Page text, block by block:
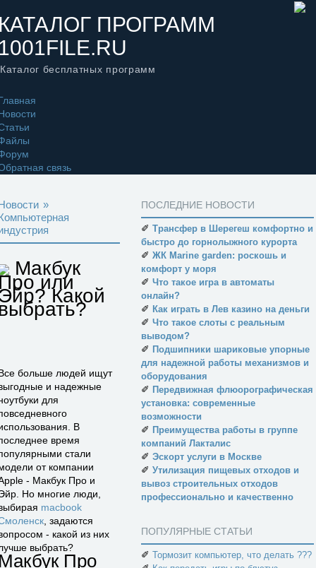
ПРОГРАММ
Каталог бесплатных программ
связь
»
Макбук
или
Какой
больше людей ищут
и надежные
для
В
время
стали
от компании
- Макбук Про и
Но многие люди,
macbook
, задаются
- какой из них
выбрать?
Про
ПОСЛЕДНИЕ НОВОСТИ
✐ Трансфер в Шерегеш комфортно и
быстро до горнолыжного курорта
✐ ЖК Marine garden: роскошь и
комфорт у моря
✐ Что такое игра в автоматы
онлайн?
✐ Как играть в Лев казино на деньги
✐ Что такое слоты с реальным
выводом?
✐ Подшипники шариковые упорные
для надежной работы механизмов и
оборудования
✐ Передвижная флюорографическая
установка: современные
возможности
✐ Преимущества работы в группе
компаний Лакталис
✐ Эскорт услуги в Москве
✐ Утилизация пищевых отходов и
вывоз строительных отходов
профессионально и качественно
ПОПУЛЯРНЫЕ СТАТЬИ
✐ Тормозит компьютер, что делать ???